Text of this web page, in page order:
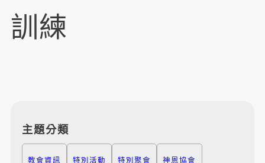
訓練
主題分類
教會資訊 特別活動 特別聚會 神恩協會